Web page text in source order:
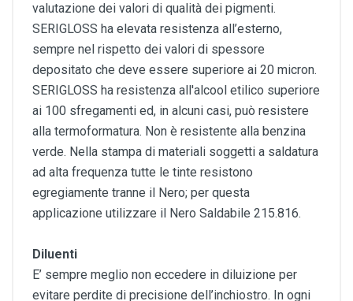
valutazione dei valori di qualità dei pigmenti.
SERIGLOSS ha elevata resistenza all’esterno,
sempre nel rispetto dei valori di spessore
depositato che deve essere superiore ai 20 micron.
SERIGLOSS ha resistenza all'alcool etilico superiore
ai 100 sfregamenti ed, in alcuni casi, può resistere
alla termoformatura. Non è resistente alla benzina
verde. Nella stampa di materiali soggetti a saldatura
ad alta frequenza tutte le tinte resistono
egregiamente tranne il Nero; per questa
applicazione utilizzare il Nero Saldabile 215.816.
Diluenti
E’ sempre meglio non eccedere in diluizione per
evitare perdite di precisione dell’inchiostro. In ogni